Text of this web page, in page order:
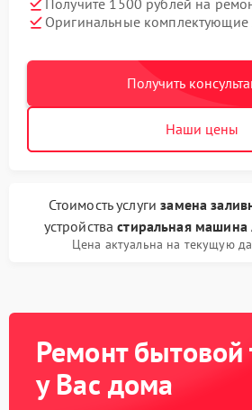
Получите 1500 рублей на
Оригинальные комплектующие
Получить
Наши цены
Стоимость услугизамена
устройствастиральная машина
Цена актуальна на текущую
Ремонт бытовой
у Вас дома